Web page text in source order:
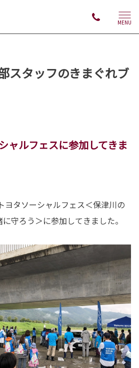
MENU
スタッフのきまぐれブ
ャルフェスに参加してきま
ヨタソーシャルフェス＜保津川の
守ろう＞に参加してきました。